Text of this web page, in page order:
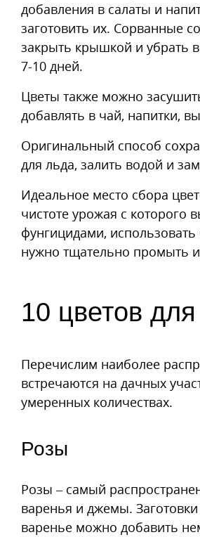
добавления в салаты и
заготовить их. Сорванные
закрыть крышкой и убрать
7-10 дней.
Цветы также можно
добавлять в чай, напитки,
Оригинальный способ
для льда, залить водой и
Идеальное место сбора
чистоте урожая с которого
фунгицидами,
нужно тщательно промыть
10 цветов
Перечислим наиболее
встречаются на дачных
умеренных количествах.
Розы
Розы – самый
варенья и джемы.
варенье можно добавить